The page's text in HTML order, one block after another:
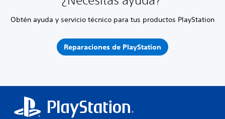
Obtén ayuda y servicio técnico para tus productos PlayStation
Reparaciones de PlayStation